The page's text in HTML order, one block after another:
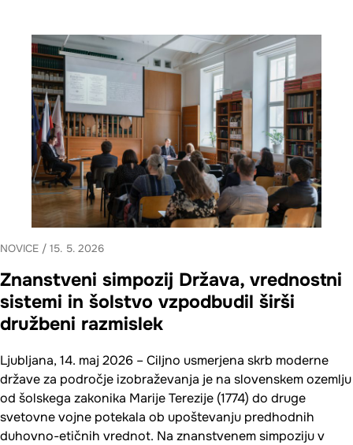
NOVICE / 15. 5. 2026
Znanstveni simpozij Država, vrednostni
sistemi in šolstvo vzpodbudil širši
družbeni razmislek
Ljubljana, 14. maj 2026 – Ciljno usmerjena skrb moderne
države za področje izobraževanja je na slovenskem ozemlju
od šolskega zakonika Marije Terezije (1774) do druge
svetovne vojne potekala ob upoštevanju predhodnih
duhovno-etičnih vrednot. Na znanstvenem simpoziju v